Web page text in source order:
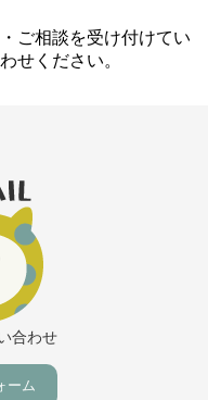
ご相談を受け付けてい
せください。
合わせ
ーム